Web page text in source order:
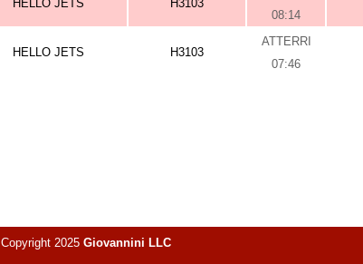
HELLO JETS H3103
08:14
HELLO JETS H3103
ATTERRI
07:46
Copyright 2025 Giovannini LLC